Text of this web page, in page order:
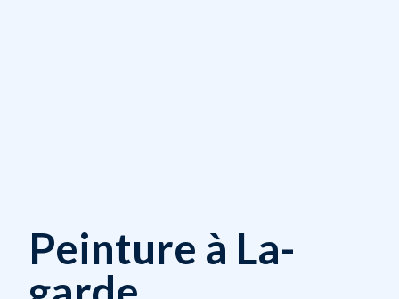
Peinture à La-